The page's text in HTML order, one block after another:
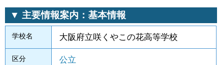
▼ 主要情報案内：基本情報
学校名 大阪府立咲くやこの花高等学校
区分 公立